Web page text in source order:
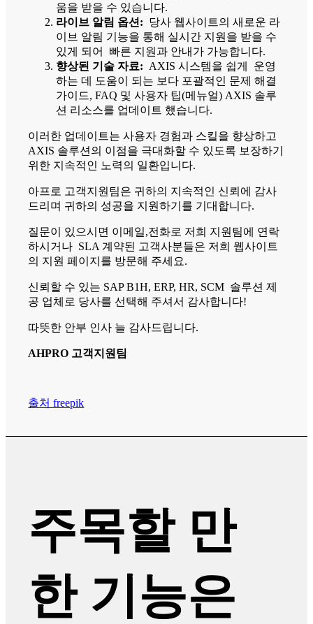
움을 받을 수 있습니다.
라이브 알림 옵션: 당사 웹사이트의 새로운 라
이브 알림 기능을 통해 실시간 지원을 받을 수
있게 되어 빠른 지원과 안내가 가능합니다.
향상된 기술 자료: AXIS 시스템을 쉽게 운영
하는 데 도움이 되는 보다 포괄적인 문제 해결
가이드, FAQ 및 사용자 팁(메뉴얼) AXIS 솔루
션 리소스를 업데이트 했습니다.
이러한 업데이트는 사용자 경험과 스킬을 향상하고
AXIS 솔루션의 이점을 극대화할 수 있도록 보장하기
위한 지속적인 노력의 일환입니다.
아프로 고객지원팀은 귀하의 지속적인 신뢰에 감사
드리며 귀하의 성공을 지원하기를 기대합니다.
질문이 있으시면 이메일,전화로 저희 지원팀에 연락
하시거나 SLA 계약된 고객사분들은 저희 웹사이트
의 지원 페이지를 방문해 주세요.
신뢰할 수 있는 SAP B1H, ERP, HR, SCM 솔루션 제
공 업체로 당사를 선택해 주셔서 감사합니다!
따뜻한 안부 인사 늘 감사드립니다.
AHPRO 고객지원팀
출처 freepik
주목할 만
한 기능은